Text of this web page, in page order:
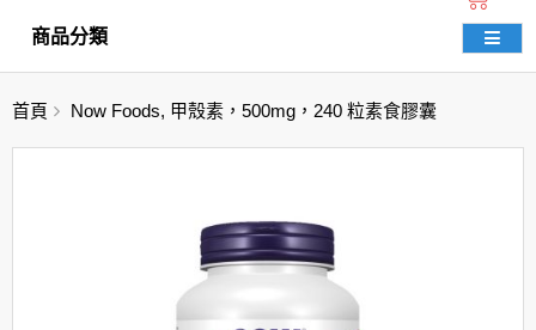
商品分類
首頁 Now Foods, 甲殼素，500mg，240 粒素食膠囊